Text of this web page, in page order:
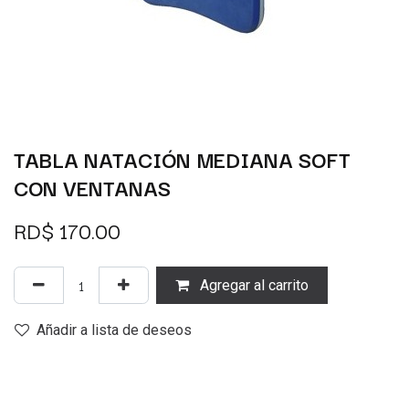
TABLA NATACIÓN MEDIANA SOFT
CON VENTANAS
RD$ 170.00
Agregar al carrito
Añadir a lista de deseos